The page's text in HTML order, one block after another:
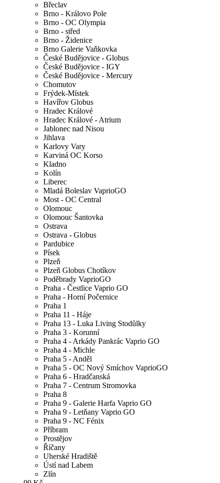
Břeclav
Brno - Královo Pole
Brno - OC Olympia
Brno - střed
Brno - Židenice
Brno Galerie Vaňkovka
České Budějovice - Globus
České Budějovice - IGY
České Budějovice - Mercury
Chomutov
Frýdek-Místek
Havířov Globus
Hradec Králové
Hradec Králové - Atrium
Jablonec nad Nisou
Jihlava
Karlovy Vary
Karviná OC Korso
Kladno
Kolín
Liberec
Mladá Boleslav VaprioGO
Most - OC Central
Olomouc
Olomouc Šantovka
Ostrava
Ostrava - Globus
Pardubice
Písek
Plzeň
Plzeň Globus Chotíkov
Poděbrady VaprioGO
Praha - Čestlice Vaprio GO
Praha - Horní Počernice
Praha 1
Praha 11 - Háje
Praha 13 - Luka Living Stodůlky
Praha 3 - Korunní
Praha 4 - Arkády Pankrác Vaprio GO
Praha 4 - Michle
Praha 5 - Anděl
Praha 5 - OC Nový Smíchov VaprioGO
Praha 6 - Hradčanská
Praha 7 - Centrum Stromovka
Praha 8
Praha 9 - Galerie Harfa Vaprio GO
Praha 9 - Letňany Vaprio GO
Praha 9 - NC Fénix
Příbram
Prostějov
Říčany
Uherské Hradiště
Ústí nad Labem
Zlín